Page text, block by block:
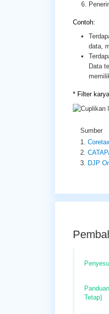
Contoh:
data,
Data
* Filter
Sumber
Coretax
DJP
Tetap)